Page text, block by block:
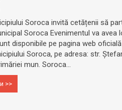
Soroca invită cetățenii să
Soroca Evenimentul va
disponibile pe pagina web
Soroca, pe adresa: str.
mun. Soroca...
>>